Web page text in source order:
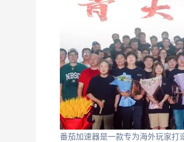
番茄加速器是一款专为海外玩家打